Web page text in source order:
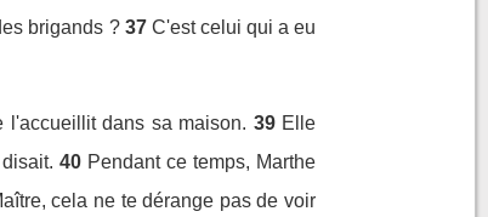
brigands ? 37 C'est celui qui a eu
l'accueillit dans sa maison. 39 Elle
40 Pendant ce temps, Marthe
cela ne te dérange pas de voir